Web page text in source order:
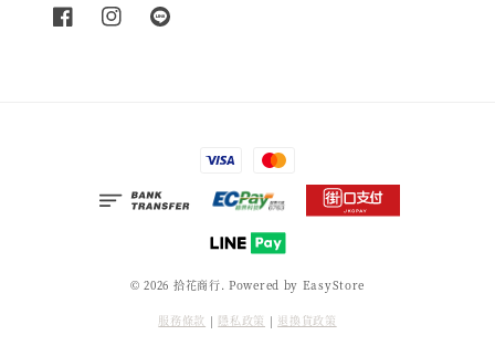
© 2026 拾花商行. Powered by EasyStore
服務條款 | 隱私政策 | 退換貨政策